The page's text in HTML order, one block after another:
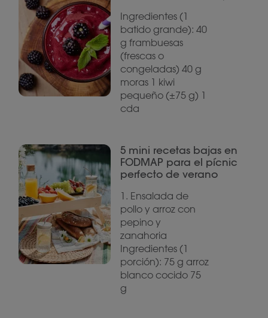
Ingredientes (1
batido grande): 40
g frambuesas
(frescas o
congeladas) 40 g
moras 1 kiwi
pequeño (±75 g) 1
cda
5 mini recetas bajas en
FODMAP para el pícnic
perfecto de verano
1. Ensalada de
pollo y arroz con
pepino y
zanahoria
Ingredientes (1
porción): 75 g arroz
blanco cocido 75
g